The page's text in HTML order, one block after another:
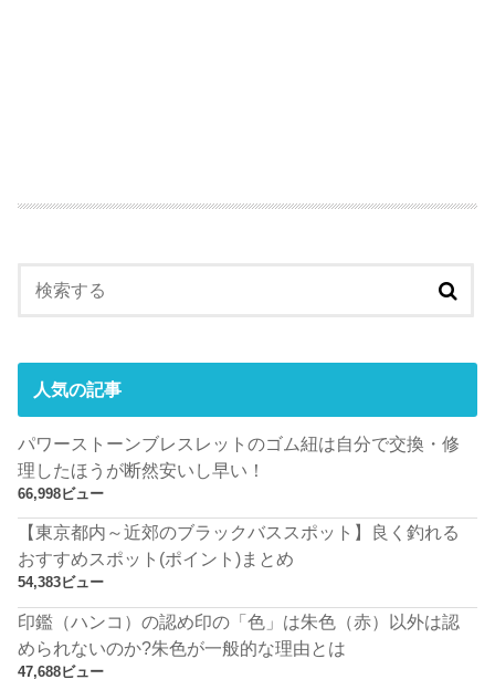
人気の記事
パワーストーンブレスレットのゴム紐は自分で交換・修
理したほうが断然安いし早い！
66,998ビュー
【東京都内～近郊のブラックバススポット】良く釣れる
おすすめスポット(ポイント)まとめ
54,383ビュー
印鑑（ハンコ）の認め印の「色」は朱色（赤）以外は認
められないのか?朱色が一般的な理由とは
47,688ビュー